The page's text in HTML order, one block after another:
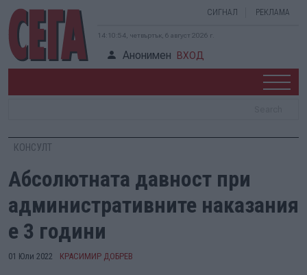
СИГНАЛ РЕКЛАМА
14:10:55, четвъртък, 6 август 2026 г.
Анонимен ВХОД
КОНСУЛТ
Абсолютната давност при
административните наказания
е 3 години
01 Юли 2022 КРАСИМИР ДОБРЕВ